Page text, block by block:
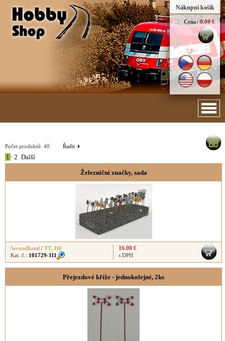
Nákupní košík
Cena: 0.00 €
Řadit
Počet produktů: 40
1 • 2 Další
Železniční značky, sada
Secondhand / TT, H0
Kat. č.: 101729-111
16.00 €
s DPH
Přejezdové kříže - jednokolejné, 2ks